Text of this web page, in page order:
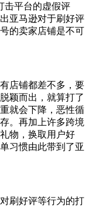
击平台的虚假评
亚马逊对于刷好评
的卖家店铺是不可
店铺都差不多，要
颖而出，就算打了
就会下降，恶性循
。再加上许多跨境
物，换取用户好
习惯由此带到了亚
刷好评等行为的打